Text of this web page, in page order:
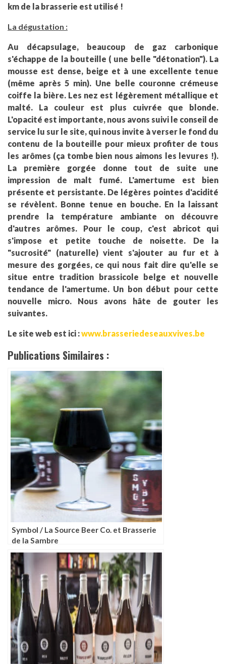
km de la brasserie est utilisé !
La dégustation :
Au décapsulage, beaucoup de gaz carbonique
s'échappe de la bouteille ( une belle "détonation"). La
mousse est dense, beige et à une excellente tenue
(même après 5 min). Une belle couronne crémeuse
coiffe la bière. Les nez est légèrement métallique et
malté. La couleur est plus cuivrée que blonde.
L'opacité est importante, nous avons suivi le conseil de
service lu sur le site, qui nous invite à verser le fond du
contenu de la bouteille pour mieux profiter de tous
les arômes (ça tombe bien nous aimons les levures !).
La première gorgée donne tout de suite une
impression de malt fumé. L'amertume est bien
présente et persistante. De légères pointes d'acidité
se révèlent. Bonne tenue en bouche. En la laissant
prendre la température ambiante on découvre
d'autres arômes. Pour le coup, c'est abricot qui
s'impose et petite touche de noisette. De la
"sucrosité" (naturelle) vient s'ajouter au fur et à
mesure des gorgées, ce qui nous fait dire qu'elle se
situe entre tradition brassicole belge et nouvelle
tendance de l'amertume. Un bon début pour cette
nouvelle micro. Nous avons hâte de gouter les
suivantes.
Le site web est ici :www.brasseriedeseauxvives.be
Publications Similaires :
Symbol / La Source Beer Co. et Brasserie
de la Sambre